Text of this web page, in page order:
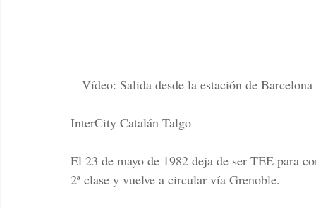
Vídeo: Salida desde la estación de
InterCity Catalán Talgo
El 23 de mayo de 1982 deja de ser TEE para
2ª clase y vuelve a circular vía Grenoble.